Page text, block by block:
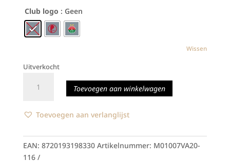
Club logo : Geen
Wissen
Uitverkocht
Sports
Black
aantal
Toevoegen aan winkelwagen
Toevoegen aan verlanglijst
EAN: 8720193198330 Artikelnummer: M01007VA20-
116